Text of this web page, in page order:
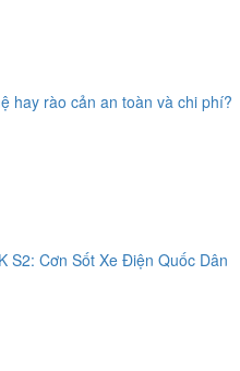
hay rào cản an toàn và chi phí?
S2: Cơn Sốt Xe Điện Quốc Dân